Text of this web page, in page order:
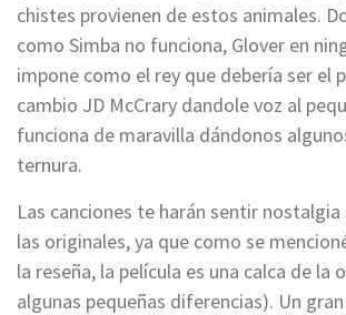
chistes provienen de estos animales.
como Simba no funciona, Glover en
impone como el rey que debería ser el
cambio JD McCrary dandole voz al
funciona de maravilla dándonos
ternura.
Las canciones te harán sentir
las originales, ya que como se
la reseña, la película es una calca de la
algunas pequeñas diferencias). Un